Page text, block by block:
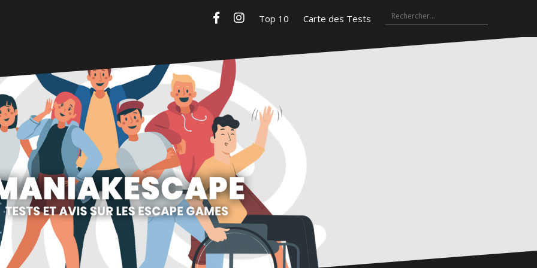
Instagram Carte
Rechercher :
Maniakescape
Tests et avis sur les escape games